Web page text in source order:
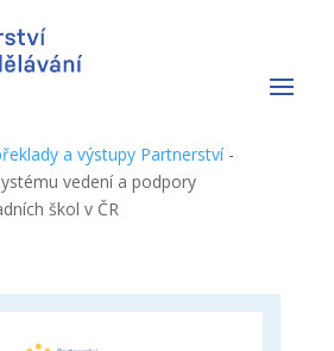
a výstupy Partnerství-
vedení a podpory
škol v ČR